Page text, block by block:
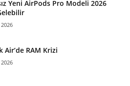
Yeni AirPods Pro Modeli 2026
Air’de RAM Krizi